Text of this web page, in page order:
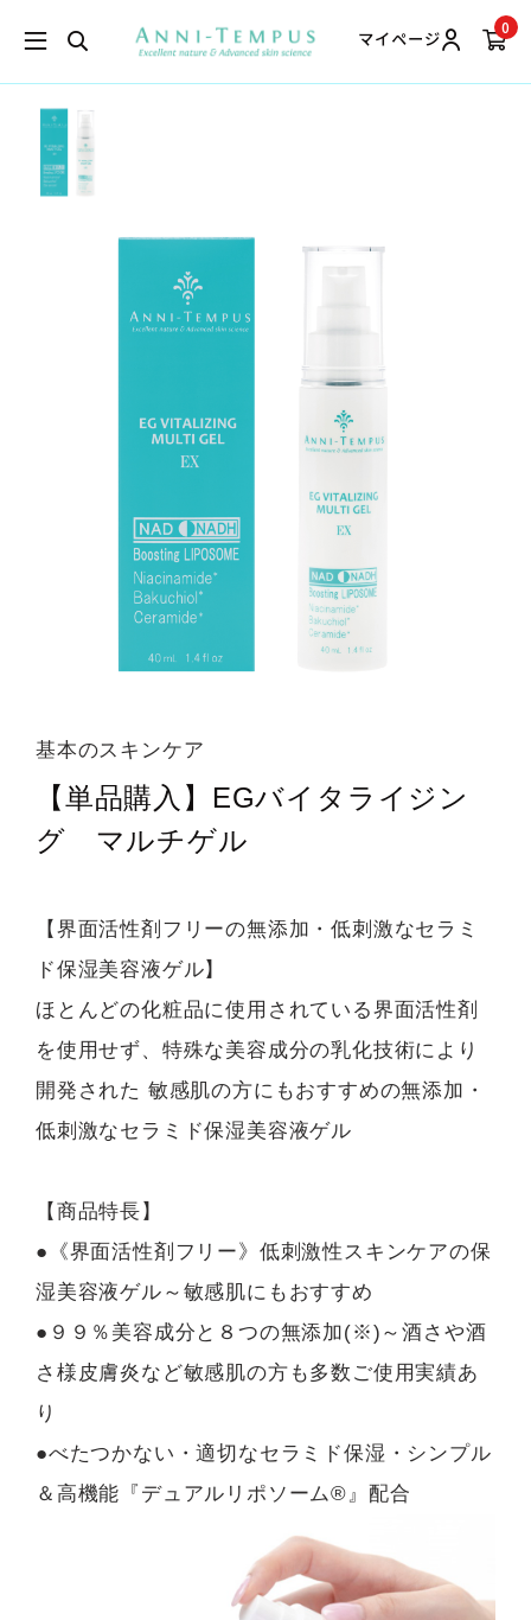
マイページ
0
基本のスキンケア
【単品購入】EGバイタライジン
グ マルチゲル
【界面活性剤フリーの無添加・低刺激なセラミ
ド保湿美容液ゲル】
ほとんどの化粧品に使用されている界面活性剤
を使用せず、特殊な美容成分の乳化技術により
開発された 敏感肌の方にもおすすめの無添加・
低刺激なセラミド保湿美容液ゲル
【商品特長】
●《界面活性剤フリー》低刺激性スキンケアの保
湿美容液ゲル～敏感肌にもおすすめ
●９９％美容成分と８つの無添加(※)～酒さや酒
さ様皮膚炎など敏感肌の方も多数ご使用実績あ
り
●べたつかない・適切なセラミド保湿・シンプル
＆高機能『デュアルリポソーム®』配合